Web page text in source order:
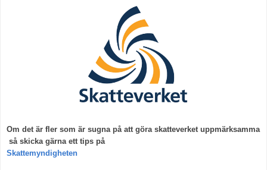
Om det är fler som är sugna på att göra skatteverket uppmärksamma
så skicka gärna ett tips på
Skattemyndigheten